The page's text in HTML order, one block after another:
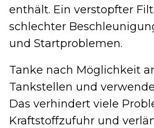
enthält. Ein verstopfter
schlechter
und Startproblemen.
Tanke nach Möglichkeit
Tankstellen und
Das verhindert viele
Kraftstoffzufuhr und